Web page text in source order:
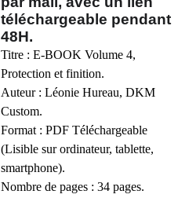
téléchargeable pendant
48H.
Titre : E-BOOK Volume 4,
Protection et finition.
Auteur : Léonie Hureau, DKM
Custom.
Format : PDF Téléchargeable
(Lisible sur ordinateur, tablette,
smartphone).
Nombre de pages : 34 pages.